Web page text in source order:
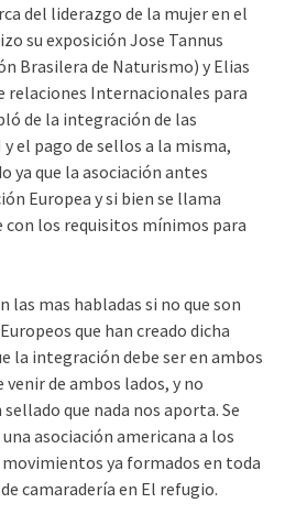
del liderazgo de la mujer en el
su exposición Jose Tannus
Brasilera de Naturismo) y Elias
relaciones Internacionales para
de la integración de las
el pago de sellos a la misma,
ya que la asociación antes
Europea y si bien se llama
los requisitos mínimos para
las mas habladas si no que son
que han creado dicha
la integración debe ser en ambos
de ambos lados, y no
que nada nos aporta. Se
asociación americana a los
ya formados en toda
camaradería en El refugio.